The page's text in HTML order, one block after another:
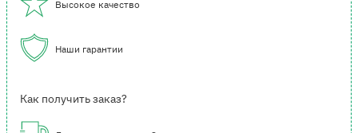
Высокое качество
Наши гарантии
Как получить заказ?